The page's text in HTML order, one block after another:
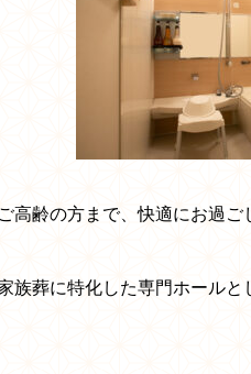
高齢の方まで、快適にお過ご
族葬に特化した専門ホール